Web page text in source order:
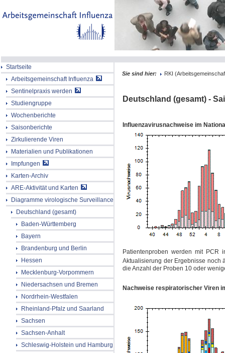
Startseite
Arbeitsgemeinschaft Influenza
Sentinelpraxis werden
Studiengruppe
Wochenberichte
Saisonberichte
Zirkulierende Viren
Materialien und Publikationen
Impfungen
Karten-Archiv
ARE-Aktivität und Karten
Diagramme virologische Surveillance
Deutschland (gesamt)
Baden-Württemberg
Bayern
Brandenburg und Berlin
Hessen
Mecklenburg-Vorpommern
Niedersachsen und Bremen
Nordrhein-Westfalen
Rheinland-Pfalz und Saarland
Sachsen
Sachsen-Anhalt
Schleswig-Holstein und Hamburg
Sie sind hier: RKI
Deutschland (gesamt) -
Influenzavirusnachweise im
Patientenproben werden mit PCR
Aktualisierung der Ergebnisse noch
die Anzahl der Proben 10 oder
Nachweise respiratorischer Viren